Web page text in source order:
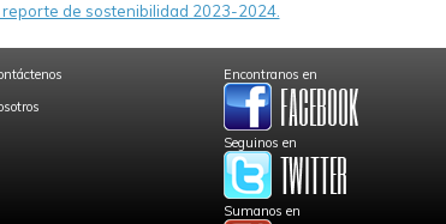
de sostenibilidad 2023-2024.
Encontranos en
Seguinos en
Sumanos en